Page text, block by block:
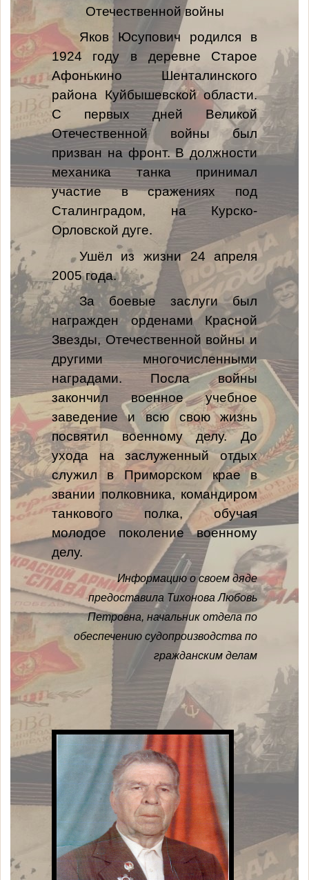
Отечественной войны
Яков Юсупович родился в
1924 году в деревне Старое
Афонькино Шенталинского
района Куйбышевской области.
С первых дней Великой
Отечественной войны был
призван на фронт. В должности
механика танка принимал
участие в сражениях под
Сталинградом, на Курско-
Орловской дуге.
Ушёл из жизни 24 апреля
2005 года.
За боевые заслуги был
награжден орденами Красной
Звезды, Отечественной войны и
другими многочисленными
наградами. Посла войны
закончил военное учебное
заведение и всю свою жизнь
посвятил военному делу. До
ухода на заслуженный отдых
служил в Приморском крае в
звании полковника, командиром
танкового полка, обучая
молодое поколение военному
делу.
Информацию о своем дяде
предоставила Тихонова Любовь
Петровна,начальник отдела по
обеспечению судопроизводства по
гражданским делам